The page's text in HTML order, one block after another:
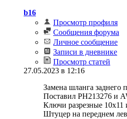
b16
Просмотр профиля
Сообщения форума
Личное сообщение
Записи в дневнике
Просмотр статей
27.05.2023 в 12:16
Замена шланга заднего
Поставил PH213276 и
Ключи разрезные 10х11
Штуцер на переднем